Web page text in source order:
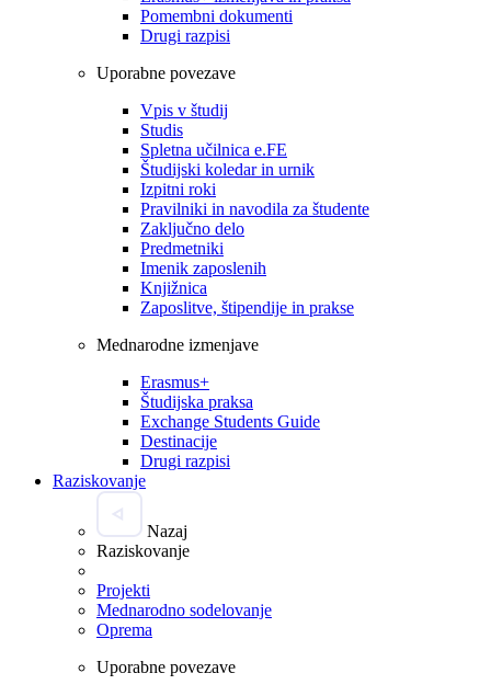
Pomembni dokumenti
Drugi razpisi
Uporabne povezave
Vpis v študij
Studis
Spletna učilnica e.FE
Študijski koledar in urnik
Izpitni roki
Pravilniki in navodila za študente
Zaključno delo
Predmetniki
Imenik zaposlenih
Knjižnica
Zaposlitve, štipendije in prakse
Mednarodne izmenjave
Erasmus+
Študijska praksa
Exchange Students Guide
Destinacije
Drugi razpisi
Raziskovanje
Nazaj
Raziskovanje
Projekti
Mednarodno sodelovanje
Oprema
Uporabne povezave